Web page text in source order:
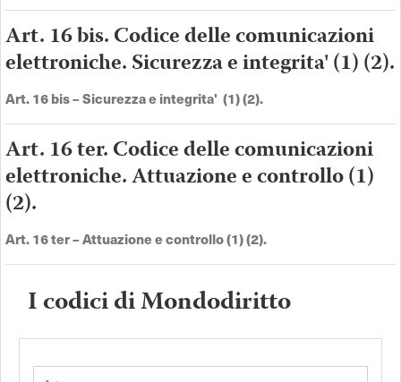
Art. 16 bis. Codice delle comunicazioni
elettroniche. Sicurezza e integrita' (1) (2).
Art. 16 bis –Sicurezza e integrita' (1) (2).
Art. 16 ter. Codice delle comunicazioni
elettroniche. Attuazione e controllo (1)
(2).
Art. 16 ter –Attuazione e controllo (1) (2).
I codici di Mondodiritto